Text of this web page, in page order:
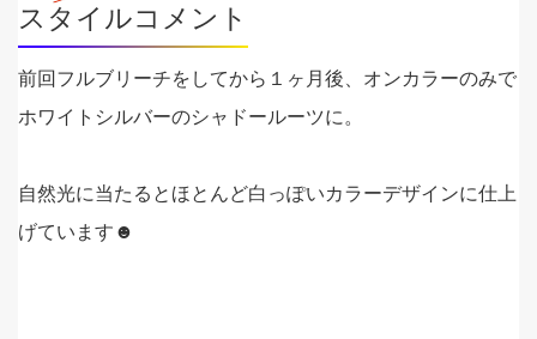
スタイルコメント
前回フルブリーチをしてから１ヶ月後、オンカラーのみで
ホワイトシルバーのシャドールーツに。
自然光に当たるとほとんど白っぽいカラーデザインに仕上
げています☻